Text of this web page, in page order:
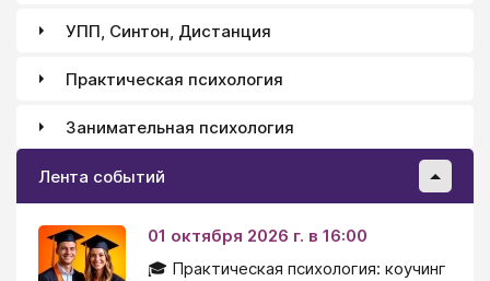
УПП, Синтон, Дистанция
Практическая психология
Занимательная психология
Лента событий
01 октября 2026 г. в 16:00
🎓 Практическая психология: коучинг